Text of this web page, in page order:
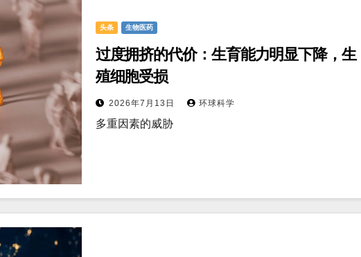
头条 生物医药
过度拥挤的代价：生育能力明显下降，生
殖细胞受损
2026年7月13日 环球科学
多重因素的威胁